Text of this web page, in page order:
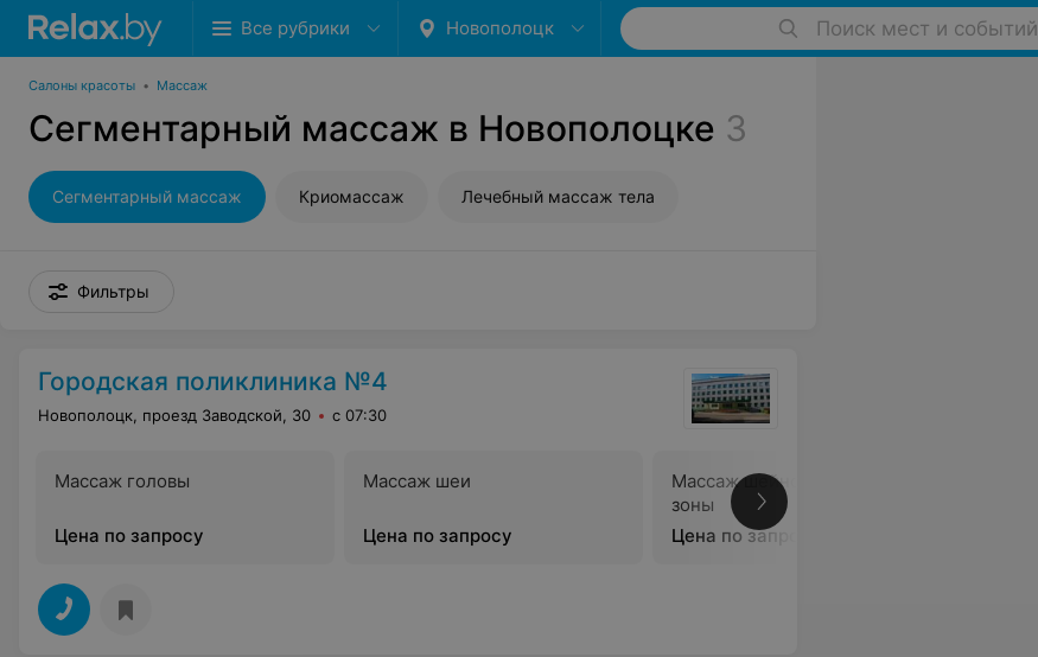
Все рубрики Новополоцк Поиск мест и событий
Салоны красоты • Массаж
Сегментарный массаж в Новополоцке 3
Сегментарный массаж Криомассаж Лечебный массаж тела
Фильтры
Городская поликлиника №4
Новополоцк, проезд Заводской, 30 с 07:30
Массаж головы
Цена по запросу
Массаж шеи
Цена по запросу
Массаж шейно-воротниковой
зоны
Цена по запросу